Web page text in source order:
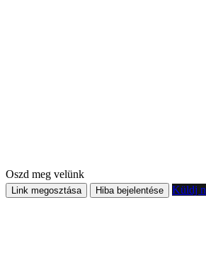
Oszd meg velünk
Link megosztása Hiba bejelentése Küldj